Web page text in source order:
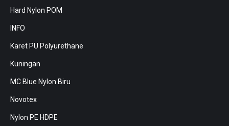
Hard Nylon POM
INFO
Karet PU Polyurethane
Kuningan
MC Blue Nylon Biru
Novotex
Nylon PE HDPE